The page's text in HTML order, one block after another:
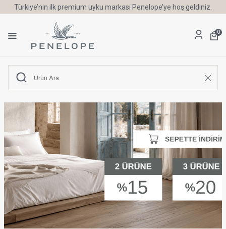
Türkiye’nin ilk premium uyku markası Penelope’ye hoş geldiniz.
0